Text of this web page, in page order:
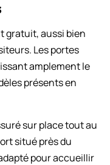
gratuit, aussi bien
Les portes
amplement le
présents en
sur place tout au
situé près du
pour accueillir